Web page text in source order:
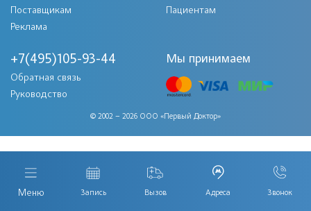
Меню Запись Вызов Адреса Звонок
Поставщикам
Реклама
Пациентам
+7(495)105-93-44
Обратная связь
Руководство
© 2002 – 2026 ООО «Первый Доктор»
Мы принимаем